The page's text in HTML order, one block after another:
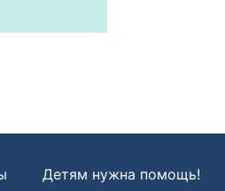
Детям нужна помощь!